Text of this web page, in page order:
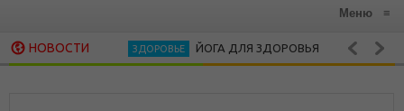
Меню ≡
НОВОСТИЗДОРОВЬЕ ЙОГА ДЛЯ ЗДОРОВЬЯ ЗДОРОВАЯ КУХНЯ